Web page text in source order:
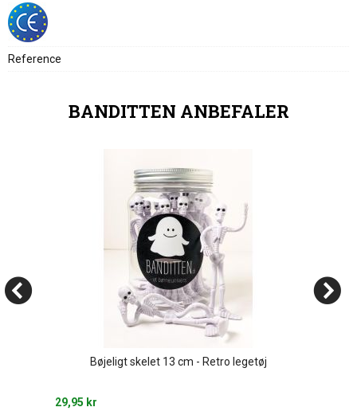
Reference
BANDITTEN ANBEFALER
Bøjeligt skelet 13 cm - Retro legetøj
29,95 kr